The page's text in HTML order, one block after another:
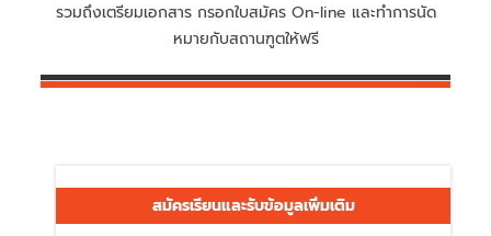
รวมถึงเตรียมเอกสาร กรอกใบสมัคร On-line และทำการนัด
หมายกับสถานฑูตให้ฟรี
สมัครเรียนและรับข้อมูลเพิ่มเติม